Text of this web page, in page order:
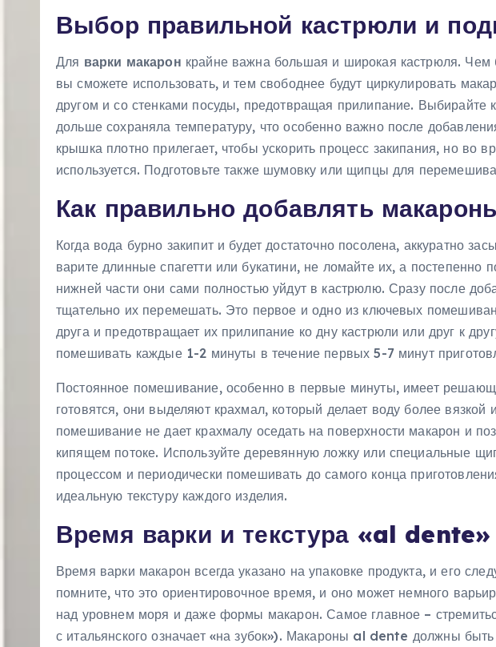
Выбор правильной кастрюли и
Для варки макарон крайне важна большая и широкая кастрюля.
вы сможете использовать, и тем свободнее будут циркулировать
другом и со стенками посуды, предотвращая прилипание.
дольше сохраняла температуру, что особенно важно после
крышка плотно прилегает, чтобы ускорить процесс закипания, но во
используется. Подготовьте также шумовку или щипцы для
Как правильно добавлять
Когда вода бурно закипит и будет достаточно посолена, аккуратно
варите длинные спагетти или букатини, не ломайте их, а постепенно
нижней части они сами полностью уйдут в кастрюлю. Сразу после
тщательно их перемешать. Это первое и одно из ключевых
друга и предотвращает их прилипание ко дну кастрюли или друг к
помешивать каждые 1-2 минуты в течение первых 5-7 минут
Постоянное помешивание, особенно в первые минуты, имеет
готовятся, они выделяют крахмал, который делает воду более вязкой
помешивание не дает крахмалу оседать на поверхности макарон и
кипящем потоке. Используйте деревянную ложку или специальные
процессом и периодически помешивать до самого конца
идеальную текстуру каждого изделия.
Время варки и текстура «al dente»
Время варки макарон всегда указано на упаковке продукта, и его
помните, что это ориентировочное время, и оно может немного
над уровнем моря и даже формы макарон. Самое главное –
с итальянского означает «на зубок»). Макароны al dente должны